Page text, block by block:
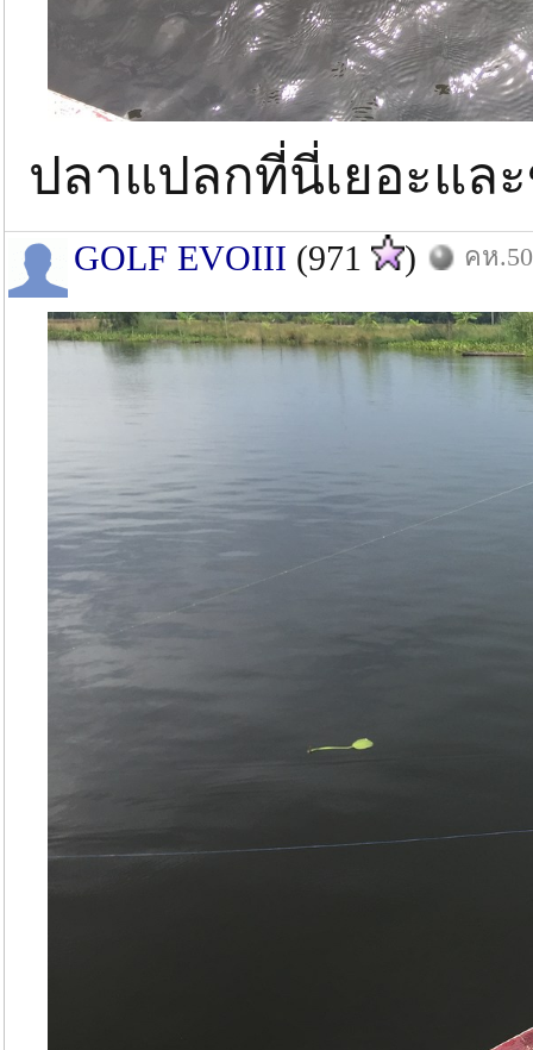
ปลาแปลกที่นี่เยอะแล
GOLF EVOIII (971 ) คห